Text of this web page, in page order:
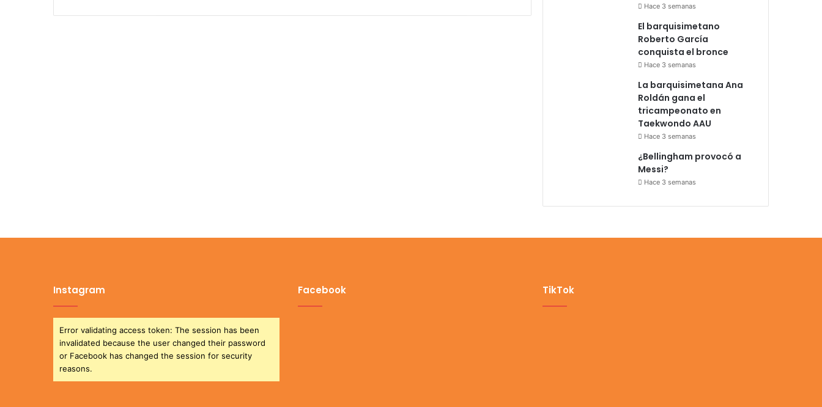
Hace 3 semanas
El barquisimetano
Roberto García
conquista el bronce
Hace 3 semanas
La barquisimetana Ana
Roldán gana el
tricampeonato en
Taekwondo AAU
Hace 3 semanas
¿Bellingham provocó a
Messi?
Hace 3 semanas
Instagram
Error validating access token: The session has been
invalidated because the user changed their password
or Facebook has changed the session for security
reasons.
Facebook TikTok